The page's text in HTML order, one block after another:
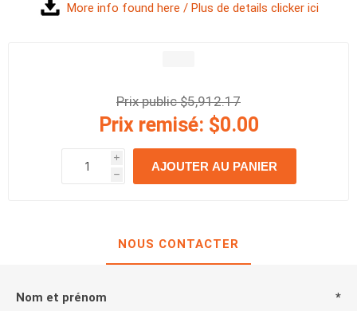
More info found here / Plus de details clicker ici
Prix public $5,912.17
Prix remisé: $0.00
i
h
h
AJOUTER AU PANIER
NOUS CONTACTER
Nom et prénom *